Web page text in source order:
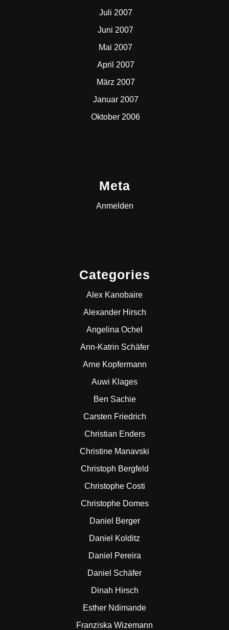
Juli 2007
Juni 2007
Mai 2007
April 2007
März 2007
Januar 2007
Oktober 2006
Meta
Anmelden
Categories
Alex Kanobaire
Alexander Hirsch
Angelina Ochel
Ann-Katrin Schäfer
Arne Kopfermann
Auwi Klages
Ben Sachie
Carsten Friedrich
Christian Enders
Christine Manavski
Christoph Bergfeld
Christophe Costi
Christophe Domes
Daniel Berger
Daniel Kolditz
Daniel Pereira
Daniel Schäfer
Dinah Hirsch
Esther Ndimande
Franziska Wizemann